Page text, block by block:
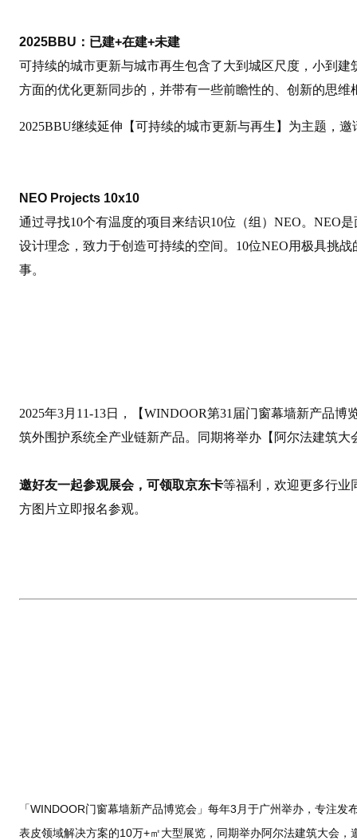
2025BBU：已建+在建+未建
可持续的城市更新与城市再生包含了大到城区尺度，小到
方面的优化更新同步的，并带有一些前瞻性的、创新的思
2025BBU继续延伸【可持续的城市更新与再生】为主题，
NEO Projects 10x10
通过寻找10个有温度的项目来结识10位（组）NEO。NEO
设计理念，致力于创造可持续的空间。10位NEO用极具挑战
事。
2025年3月11-13日，【WINDOOR第31届门窗幕墙新产品
筑外围护系统全产业链新产品。同期将举办【阿尔法建筑
邀好友一起参观展会，可领取京东卡等福利，欢迎更多行业
方图片立即报名参观。
「WINDOOR门窗幕墙新产品博览会」每年3月于广州举办，专注
表皮领域解决方案的10万+㎡大型展览，同期举办阿尔法建筑大会